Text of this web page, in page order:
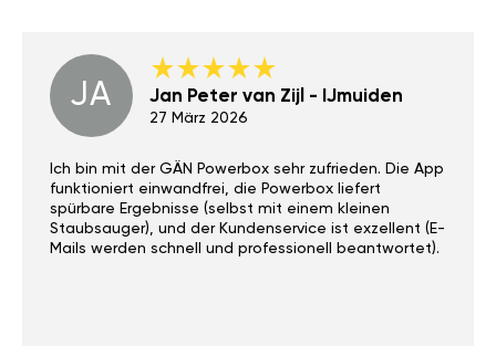
JA Jan Peter van Zijl - IJmuiden
27 März 2026
Ich bin mit der GÄN Powerbox sehr zufrieden. Die App
funktioniert einwandfrei, die Powerbox liefert
spürbare Ergebnisse (selbst mit einem kleinen
Staubsauger), und der Kundenservice ist exzellent (E-
Mails werden schnell und professionell beantwortet).